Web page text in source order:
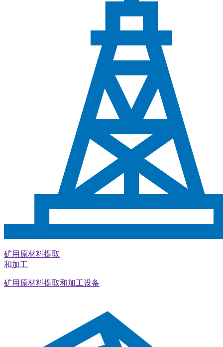
矿用原材料提取
和加工
矿用原材料提取和加工设备